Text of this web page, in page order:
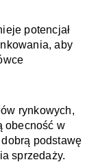
potencjał
aby
rynkowych,
obecność w
podstawę
sprzedaży.